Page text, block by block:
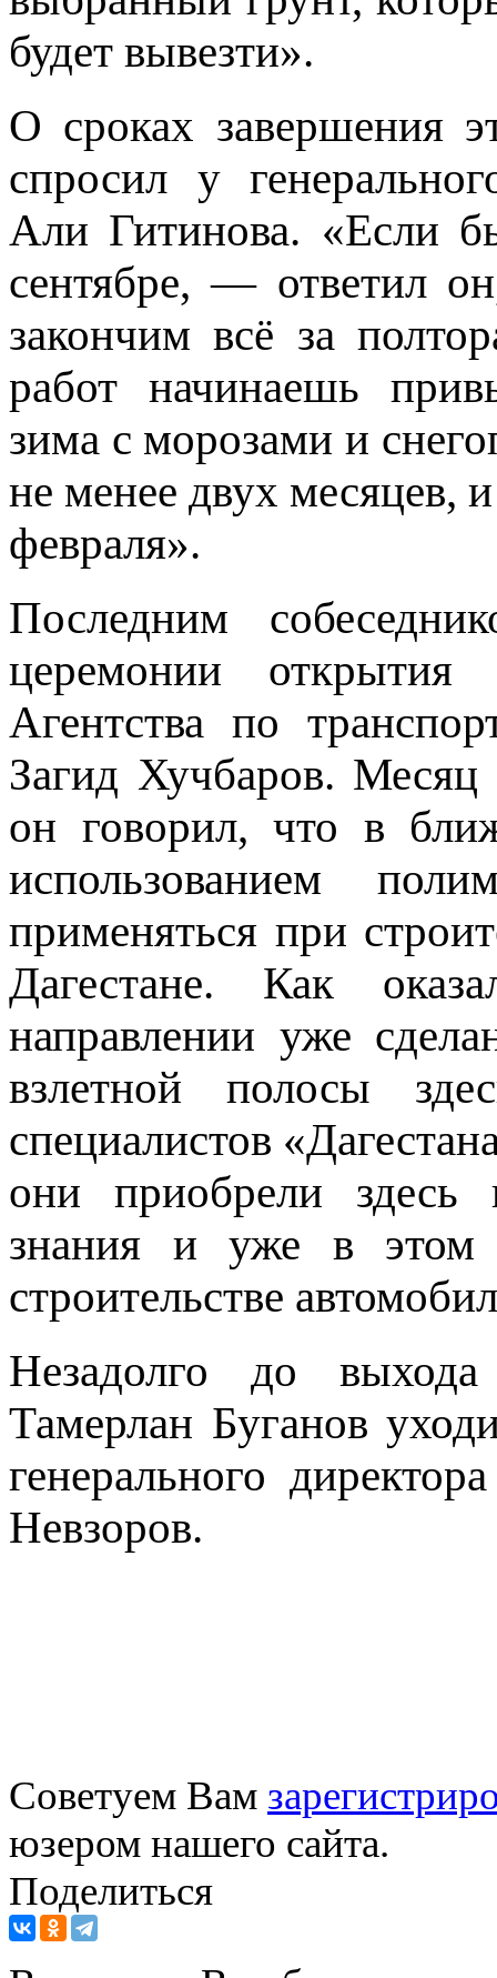
будет вывезти».
О сроках завершения
спросил у
Али Гитинова. «Если
сентябре, — ответил
закончим всё за
работ начинаешь
зима с морозами и
не менее двух месяцев,
февраля».
Последним
церемонии открытия
Агентства по
Загид Хучбаров. Месяц
он говорил, что в
использованием
применяться при
Дагестане. Как
направлении уже
взлетной полосы
специалистов
они приобрели
знания и уже в этом
строительстве
Незадолго до
Тамерлан Буганов
генерального
Невзоров.
Советуем Вам
юзером нашего сайта.
Поделиться